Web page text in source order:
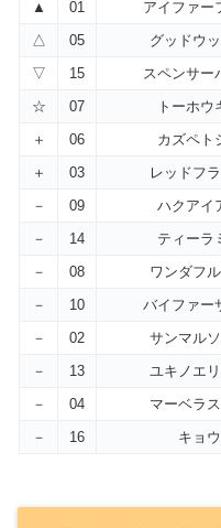
▲
01 アイファー
△
05 グッドウ
▽
15 スペンサー
☆
07 トーホウ
＋
06 カズペト
＋
03 レッドフ
－
09 ハクアイ
－
14 ティーラ
－
08 ワンダフ
－
10 バイファー
－
02 サンマル
－
13 ユキノエ
－
04 マーベラ
－
16 キョ